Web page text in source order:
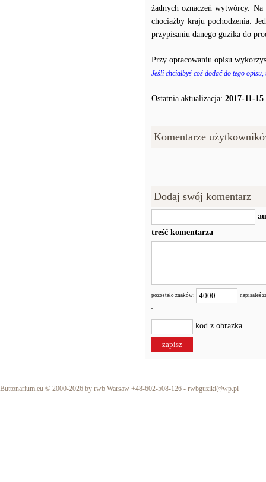
żadnych oznaczeń wytwórcy.
chociażby kraju pochodzenia.
przypisaniu danego guzika do
Przy opracowaniu opisu
Jeśli chciałbyś coś dodać do tego
Ostatnia aktualizacja: 2017-11-15
Komentarze
Dodaj swój komentarz
treść komentarza
pozostało znaków: napisałeś
kod z obrazka
Buttonarium.eu © 2000-2026 by rwb Warsaw +48-602-508-126 - rwbguziki@wp.pl